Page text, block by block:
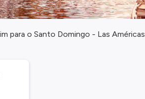
para o Santo Domingo - Las Américas